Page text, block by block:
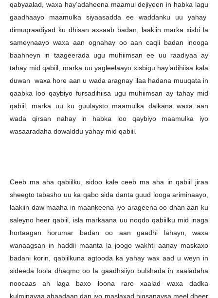
qabyaalad, waxa hay’adaheena maamul dejiyeen in habka lagu
gaadhaayo maamulka siyaasadda ee waddanku uu yahay
dimuqraadiyad ku dhisan axsaab badan, laakiin marka xisbi la
sameynaayo waxa aan ognahay oo aan caqli badan inooga
baahneyn in taageerada ugu muhiimsan ee uu raadiyaa ay
tahay mid qabiil, marka uu yagleelaayo xisbigu hay’adihiisa kala
duwan waxa hore aan u wada aragnay ilaa hadana muuqata in
qaabka loo qaybiyo fursadihiisa ugu muhiimsan ay tahay mid
qabiil, marka uu ku guulaysto maamulka dalkana waxa aan
wada qirsan nahay in habka loo qaybiyo maamulka iyo
wasaaradaha dowalddu yahay mid qabiil.
Ceeb ma aha qabiilku, sidoo kale ceeb ma aha in qabiil jiraa
sheegto tabasho uu ka qabo sida danta guud looga ariminaayo,
laakiin daw maaha in maankeena iyo arageena oo dhan aan ku
saleyno heer qabiil, isla markaana uu noqdo qabiilku mid inaga
hortaagan horumar badan oo aan gaadhi lahayn, waxa
wanaagsan in haddii maanta la joogo wakhti aanay maskaxo
badani korin, qabiilkuna agtooda ka yahay wax aad u weyn in
sideeda loola dhaqmo oo la gaadhsiiyo bulshada in xaaladaha
noocaas ah laga baxo loona raro xaalad waxa dadka
kulminayaa ahaadaan dan iyo maslaxad higsanaysa meel dheer